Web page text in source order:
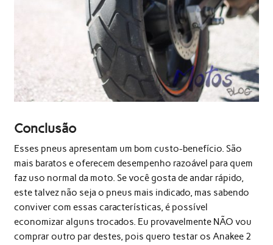
Conclusão
Esses pneus apresentam um bom custo-benefício. São
mais baratos e oferecem desempenho razoável para quem
faz uso normal da moto. Se você gosta de andar rápido,
este talvez não seja o pneus mais indicado, mas sabendo
conviver com essas características, é possível
economizar alguns trocados. Eu provavelmente NÃO vou
comprar outro par destes, pois quero testar os Anakee 2